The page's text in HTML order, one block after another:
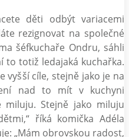
děti odbýt variacemi
rezignovat na společné
šéfkuchaře Ondru, sáhli
to totiž ledajaká kuchařka.
vyšší cíle, stejně jako je na
nad to mít v kuchyni
miluju. Stejně jako miluju
říká komička Adéla
„Mám obrovskou radost,